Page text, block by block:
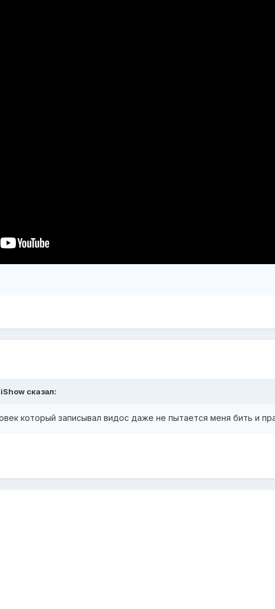
сказал:
который записывал видос даже не пытается меня бить и